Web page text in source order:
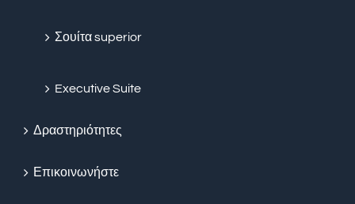
Σουίτα superior
Executive Suite
Δραστηριότητες
Επικοινωνήστε